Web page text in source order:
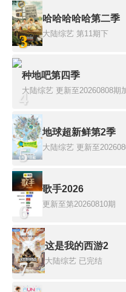
3
哈哈哈哈哈第二季
大陆综艺 第11期下
4
种地吧第四季
大陆综艺 更新至20260808期
5
地球超新鲜第2季
大陆综艺 更新至
6
歌手2026
更新至第20260810期
7
这是我的西游2
大陆综艺 已完结